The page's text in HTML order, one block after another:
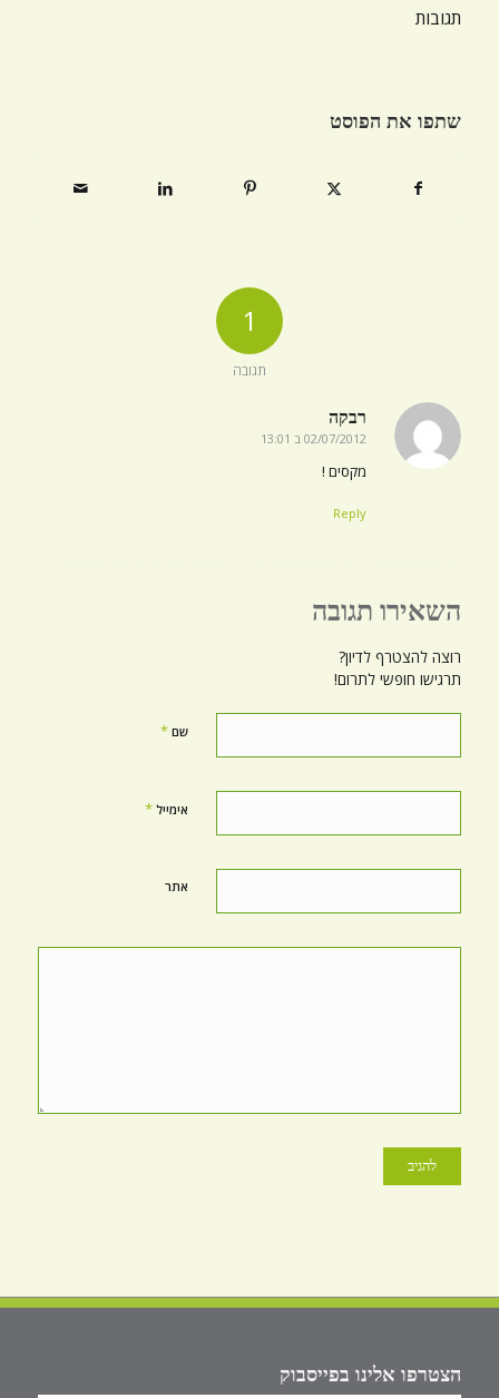
תגובות
שתפו את הפוסט
1
תגובה
רבקה
אומר:
02/07/2012 ב 13:01
מקסים !
Reply
השאירו תגובה
רוצה להצטרף לדיון?
תרגישו חופשי לתרום!
שם *
אימייל *
אתר
הצטרפו אלינו בפייסבוק